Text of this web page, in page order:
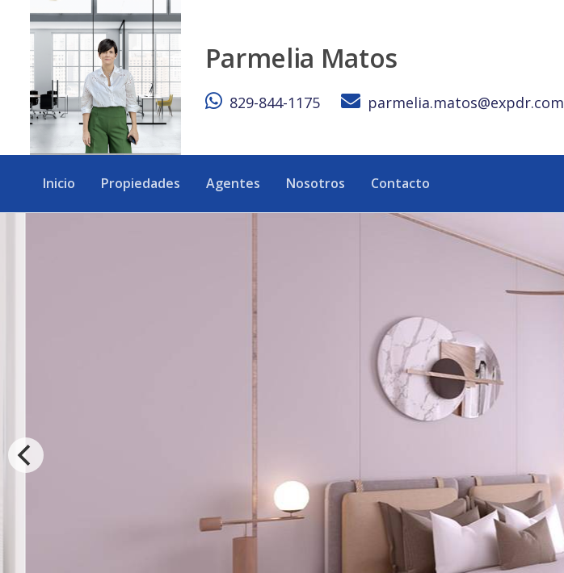
Parmelia Matos
829-844-1175 parmelia.matos@expdr.com
Inicio Propiedades Agentes Nosotros Contacto
PENTHOUSE NUEVO EN VENTA LAS TERRENAS - eXp Realty República Dominicana